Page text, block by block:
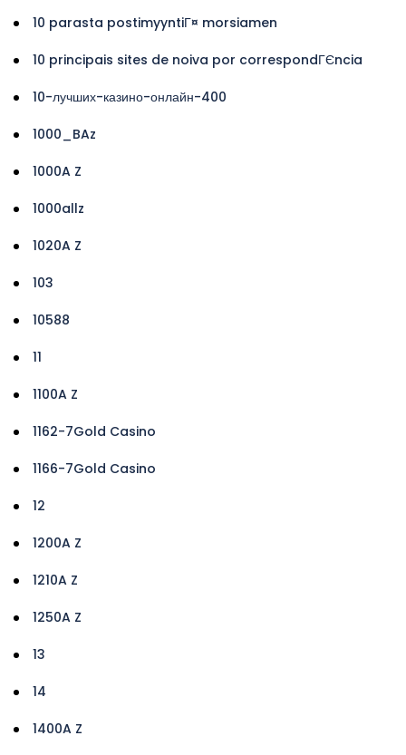
10 parasta postimyyntiГ¤ morsiamen
10 principais sites de noiva por correspondГЄncia
10-лучших-казино-онлайн-400
1000_BAz
1000A Z
1000allz
1020A Z
103
10588
11
1100A Z
1162-7Gold Casino
1166-7Gold Casino
12
1200A Z
1210A Z
1250A Z
13
14
1400A Z